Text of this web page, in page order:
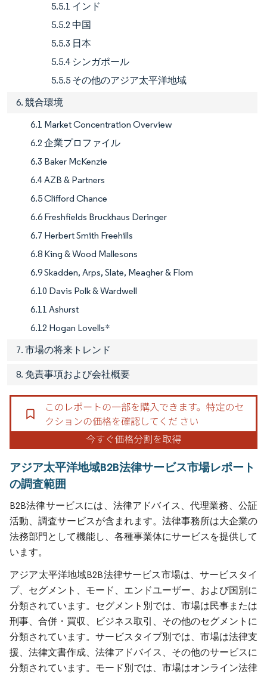
5.5.1 インド
5.5.2 中国
5.5.3 日本
5.5.4 シンガポール
5.5.5 その他のアジア太平洋地域
6. 競合環境
6.1 Market Concentration Overview
6.2 企業プロファイル
6.3 Baker McKenzie
6.4 AZB & Partners
6.5 Clifford Chance
6.6 Freshfields Bruckhaus Deringer
6.7 Herbert Smith Freehills
6.8 King & Wood Mallesons
6.9 Skadden, Arps, Slate, Meagher & Flom
6.10 Davis Polk & Wardwell
6.11 Ashurst
6.12 Hogan Lovells*
7. 市場の将来トレンド
8. 免責事項および会社概要
アジア太平洋地域B2B法律サービス市場レポート
の調査範囲
B2B法律サービスには、法律アドバイス、代理業務、公証
活動、調査サービスが含まれます。法律事務所は大企業の
法務部門として機能し、各種事業体にサービスを提供して
います。
アジア太平洋地域B2B法律サービス市場は、サービスタイ
プ、セグメント、モード、エンドユーザー、および国別に
分類されています。セグメント別では、市場は民事または
刑事、合併・買収、ビジネス取引、その他のセグメントに
分類されています。サービスタイプ別では、市場は法律支
援、法律文書作成、法律アドバイス、その他のサービスに
分類されています。モード別では、市場はオンライン法律